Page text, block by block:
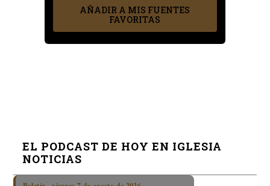
AÑADIR A MIS FUENTES
FAVORITAS
EL PODCAST DE HOY EN IGLESIA
NOTICIAS